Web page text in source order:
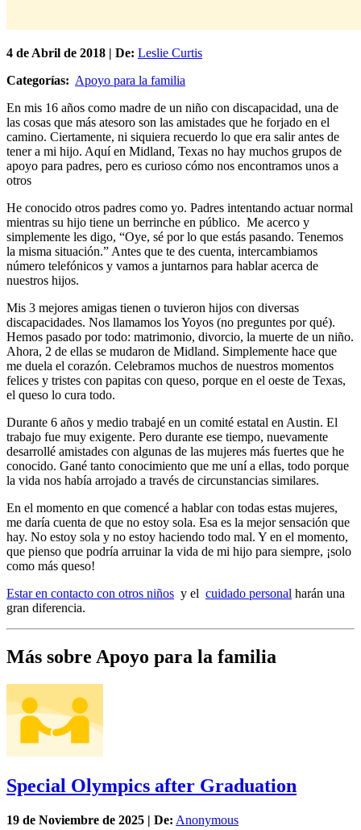
4 de Abril de 2018 | De: Leslie Curtis
Categorías: Apoyo para la familia
En mis 16 años como madre de un niño con discapacidad, una de
las cosas que más atesoro son las amistades que he forjado en el
camino. Ciertamente, ni siquiera recuerdo lo que era salir antes de
tener a mi hijo. Aquí en Midland, Texas no hay muchos grupos de
apoyo para padres, pero es curioso cómo nos encontramos unos a
otros
He conocido otros padres como yo. Padres intentando actuar normal
mientras su hijo tiene un berrinche en público. Me acerco y
simplemente les digo, “Oye, sé por lo que estás pasando. Tenemos
la misma situación.” Antes que te des cuenta, intercambiamos
número telefónicos y vamos a juntarnos para hablar acerca de
nuestros hijos.
Mis 3 mejores amigas tienen o tuvieron hijos con diversas
discapacidades. Nos llamamos los Yoyos (no preguntes por qué).
Hemos pasado por todo: matrimonio, divorcio, la muerte de un niño.
Ahora, 2 de ellas se mudaron de Midland. Simplemente hace que
me duela el corazón. Celebramos muchos de nuestros momentos
felices y tristes con papitas con queso, porque en el oeste de Texas,
el queso lo cura todo.
Durante 6 años y medio trabajé en un comité estatal en Austin. El
trabajo fue muy exigente. Pero durante ese tiempo, nuevamente
desarrollé amistades con algunas de las mujeres más fuertes que he
conocido. Gané tanto conocimiento que me uní a ellas, todo porque
la vida nos había arrojado a través de circunstancias similares.
En el momento en que comencé a hablar con todas estas mujeres,
me daría cuenta de que no estoy sola. Esa es la mejor sensación que
hay. No estoy sola y no estoy haciendo todo mal. Y en el momento,
que pienso que podría arruinar la vida de mi hijo para siempre, ¡solo
como más queso!
Estar en contacto con otros niños y el cuidado personal harán una
gran diferencia.
Más sobre Apoyo para la familia
Special Olympics after Graduation
19 de Noviembre de 2025 | De: Anonymous